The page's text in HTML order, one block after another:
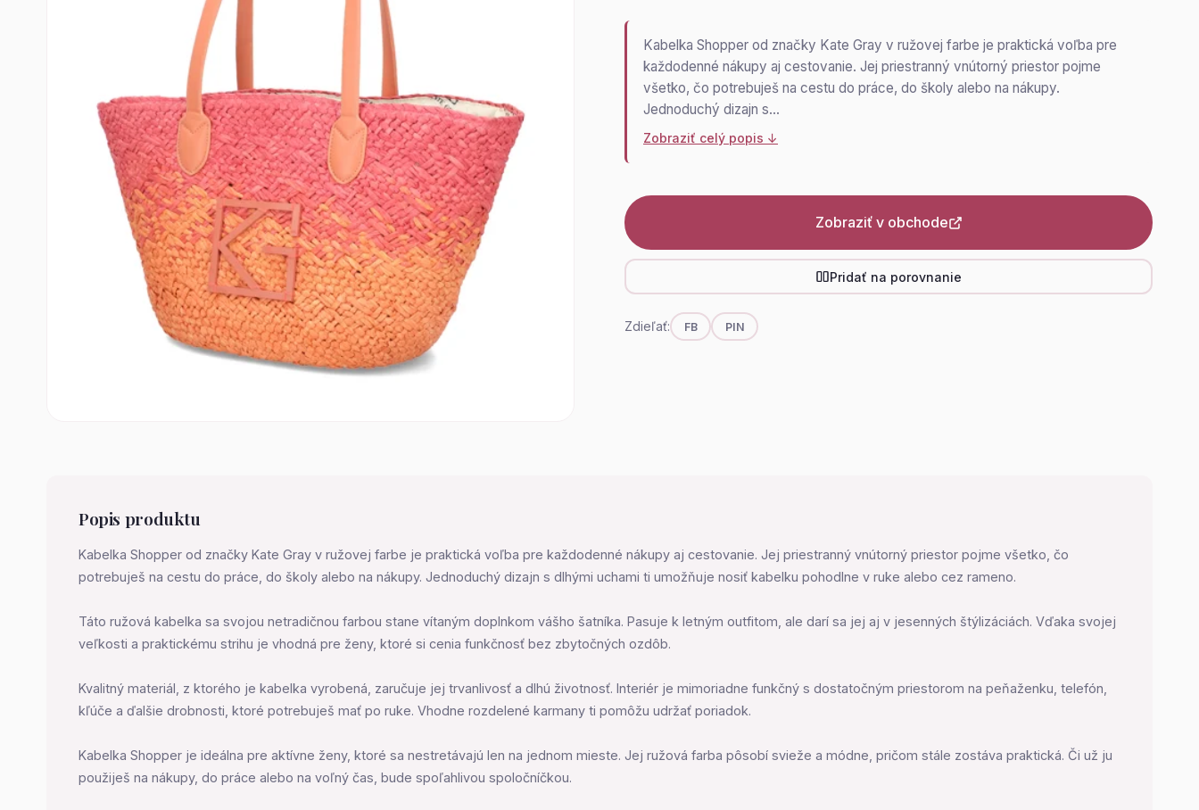
Kabelka Shopper od značky Kate Gray v ružovej farbe je praktická voľba pre
každodenné nákupy aj cestovanie. Jej priestranný vnútorný priestor pojme
všetko, čo potrebuješ na cestu do práce, do školy alebo na nákupy.
Jednoduchý dizajn s…
Zobraziť celý popis ↓
Zobraziť v obchode
Pridať na porovnanie
Zdieľať: FB PIN
Popis produktu
Kabelka Shopper od značky Kate Gray v ružovej farbe je praktická voľba pre každodenné nákupy aj cestovanie. Jej priestranný vnútorný priestor pojme všetko, čo
potrebuješ na cestu do práce, do školy alebo na nákupy. Jednoduchý dizajn s dlhými uchami ti umožňuje nosiť kabelku pohodlne v ruke alebo cez rameno.
Táto ružová kabelka sa svojou netradičnou farbou stane vítaným doplnkom vášho šatníka. Pasuje k letným outfitom, ale darí sa jej aj v jesenných štýlizáciách. Vďaka svojej
veľkosti a praktickému strihu je vhodná pre ženy, ktoré si cenia funkčnosť bez zbytočných ozdôb.
Kvalitný materiál, z ktorého je kabelka vyrobená, zaručuje jej trvanlivosť a dlhú životnosť. Interiér je mimoriadne funkčný s dostatočným priestorom na peňaženku, telefón,
kľúče a ďalšie drobnosti, ktoré potrebuješ mať po ruke. Vhodne rozdelené karmany ti pomôžu udržať poriadok.
Kabelka Shopper je ideálna pre aktívne ženy, ktoré sa nestretávajú len na jednom mieste. Jej ružová farba pôsobí svieže a módne, pričom stále zostáva praktická. Či už ju
použiješ na nákupy, do práce alebo na voľný čas, bude spoľahlivou spoločníčkou.